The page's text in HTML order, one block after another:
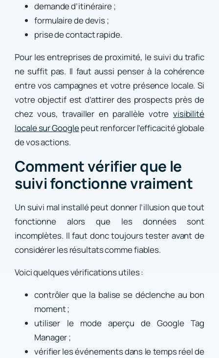
demande d’itinéraire ;
formulaire de devis ;
prise de contact rapide.
Pour les entreprises de proximité, le suivi du trafic
ne suffit pas. Il faut aussi penser à la cohérence
entre vos campagnes et votre présence locale. Si
votre objectif est d’attirer des prospects près de
chez vous, travailler en parallèle votre visibilité
locale sur Googlepeut renforcer l’efficacité globale
de vos actions.
Comment vérifier que le
suivi fonctionne vraiment
Un suivi mal installé peut donner l’illusion que tout
fonctionne alors que les données sont
incomplètes. Il faut donc toujours tester avant de
considérer les résultats comme fiables.
Voici quelques vérifications utiles :
contrôler que la balise se déclenche au bon
moment ;
utiliser le mode aperçu de Google Tag
Manager ;
vérifier les événements dans le temps réel de